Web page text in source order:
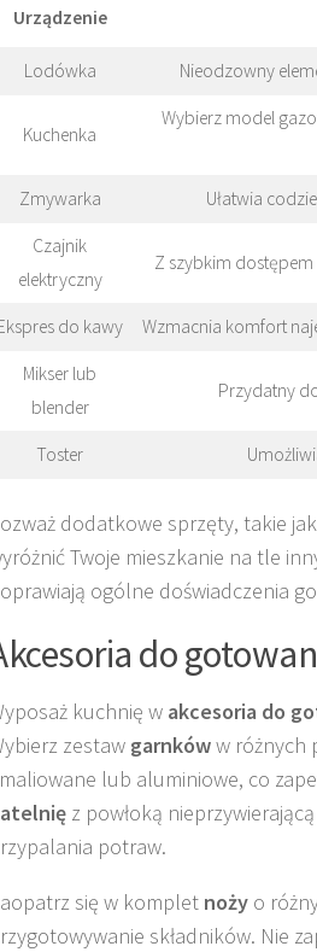
Urządzenie
Lodówka Nieodzowny
Kuchenka
Wybierz model
Zmywarka Ułatwia
Czajnik
elektryczny
Z szybkim
do kawy Wzmacnia komfort
Mikser lub
blender
Przydatny
Toster
dodatkowe sprzęty, takie
Twoje mieszkanie na tle
ogólne doświadczenia
do
kuchnię w akcesoria do
zestaw garnkóww różnych
lub aluminiowe, co
z powłoką
potraw.
się w komplet noży o
składników. Nie